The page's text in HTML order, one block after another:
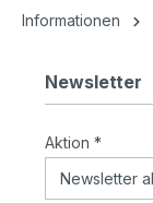
Informationen
Newsletter
Aktion *